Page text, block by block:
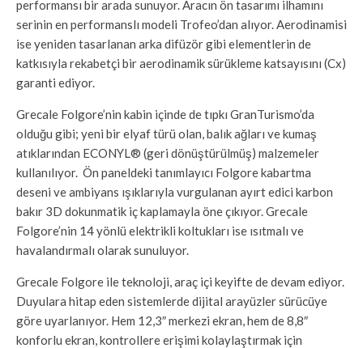
performansı bir arada sunuyor. Aracın ön tasarımı ilhamını
serinin en performanslı modeli Trofeo’dan alıyor. Aerodinamisi
ise yeniden tasarlanan arka difüzör gibi elementlerin de
katkısıyla rekabetçi bir aerodinamik sürükleme katsayısını (Cx)
garanti ediyor.
Grecale Folgore’nin kabin içinde de tıpkı GranTurismo’da
olduğu gibi; yeni bir elyaf türü olan, balık ağları ve kumaş
atıklarından ECONYL® (geri dönüştürülmüş) malzemeler
kullanılıyor. Ön paneldeki tanımlayıcı Folgore kabartma
deseni ve ambiyans ışıklarıyla vurgulanan ayırt edici karbon
bakır 3D dokunmatik iç kaplamayla öne çıkıyor. Grecale
Folgore’nin 14 yönlü elektrikli koltukları ise ısıtmalı ve
havalandırmalı olarak sunuluyor.
Grecale Folgore ile teknoloji, araç içi keyifte de devam ediyor.
Duyulara hitap eden sistemlerde dijital arayüzler sürücüye
göre uyarlanıyor. Hem 12,3″ merkezi ekran, hem de 8,8″
konforlu ekran, kontrollere erişimi kolaylaştırmak için